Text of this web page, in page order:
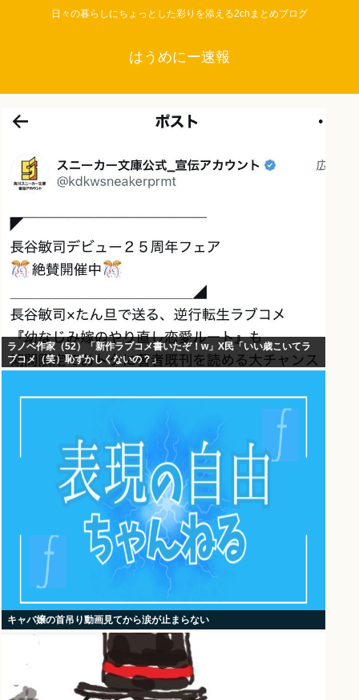
日々の暮らしにちょっとした彩りを添える2chまとめブログ
はうめにー速報
ラノベ作家（52）「新作ラブコメ書いたぞ！w」X民「いい歳こいてラ
ブコメ（笑）恥ずかしくないの？」
キャバ嬢の首吊り動画見てから涙が止まらない